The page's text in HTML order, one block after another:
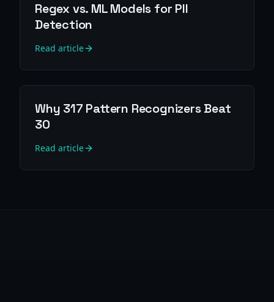
Regex vs. ML Models for PII
Detection
Read article
Why 317 Pattern Recognizers Beat
30
Read article